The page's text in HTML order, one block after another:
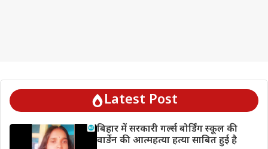
Latest Post
बिहार में सरकारी गर्ल्स बोर्डिंग स्कूल की
वार्डेन की आत्महत्या हत्या साबित हुई है